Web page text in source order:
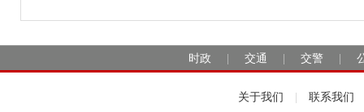
时政 交通 交警
关于我们 联系我们